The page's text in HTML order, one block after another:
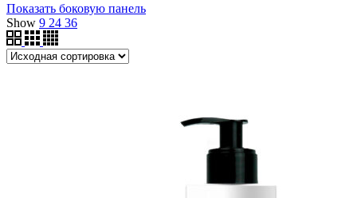
Показать боковую панель
Show 9 24 36